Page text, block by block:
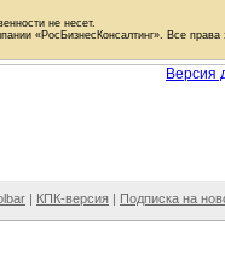
не несет.
«РосБизнесКонсалтинг». Все
Версия
| КПК-версия | Подписка на